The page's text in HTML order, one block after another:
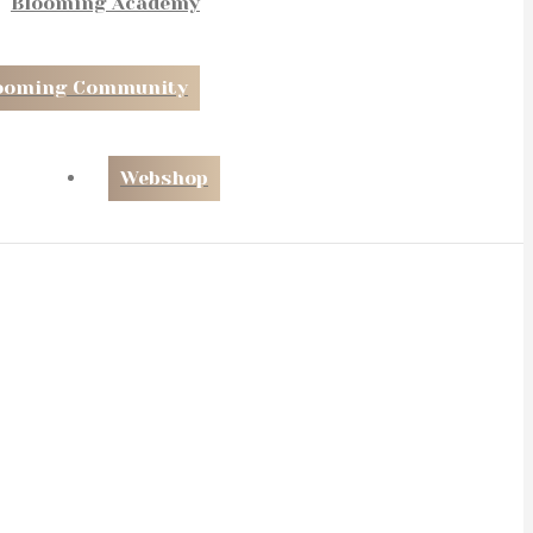
Community
Webshop